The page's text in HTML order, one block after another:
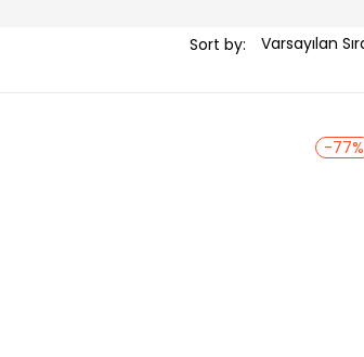
Sort by:
-77%